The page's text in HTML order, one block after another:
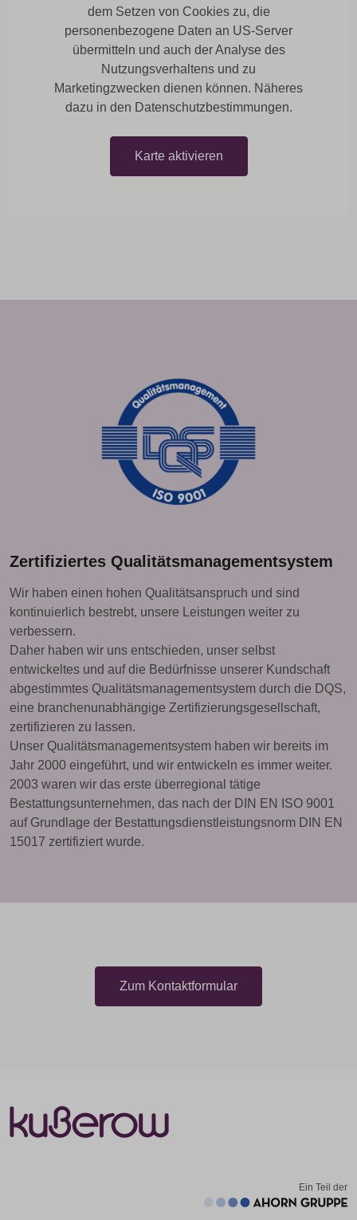
dem Setzen von Cookies zu, die
personenbezogene Daten an US-Server
übermitteln und auch der Analyse des
Nutzungsverhaltens und zu
Marketingzwecken dienen können. Näheres
dazu in den Datenschutzbestimmungen.
Karte aktivieren
Zertifiziertes Qualitätsmanagementsystem
Wir haben einen hohen Qualitätsanspruch und sind
kontinuierlich bestrebt, unsere Leistungen weiter zu
verbessern.
Daher haben wir uns entschieden, unser selbst
entwickeltes und auf die Bedürfnisse unserer Kundschaft
abgestimmtes Qualitätsmanagementsystem durch die DQS,
eine branchenunabhängige Zertifizierungsgesellschaft,
zertifizieren zu lassen.
Unser Qualitätsmanagementsystem haben wir bereits im
Jahr 2000 eingeführt, und wir entwickeln es immer weiter.
2003 waren wir das erste überregional tätige
Bestattungsunternehmen, das nach der DIN EN ISO 9001
auf Grundlage der Bestattungsdienstleistungsnorm DIN EN
15017 zertifiziert wurde.
Zum Kontaktformular
Ein Teil der